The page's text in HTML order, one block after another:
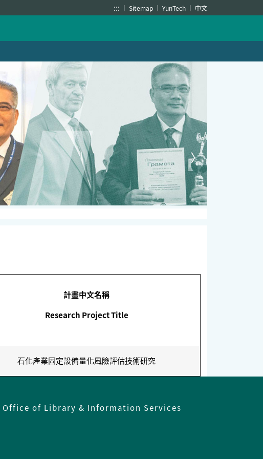
::: Sitemap YunTech 中文
計畫中文名稱
Research Project Title
石化產業固定設備量化風險評估技術研究
Office of Library & Information Services